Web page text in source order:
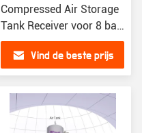
Compressed Air Storage
Tank Receiver voor 8 bar
luchtcompressor
Vind de beste prijs